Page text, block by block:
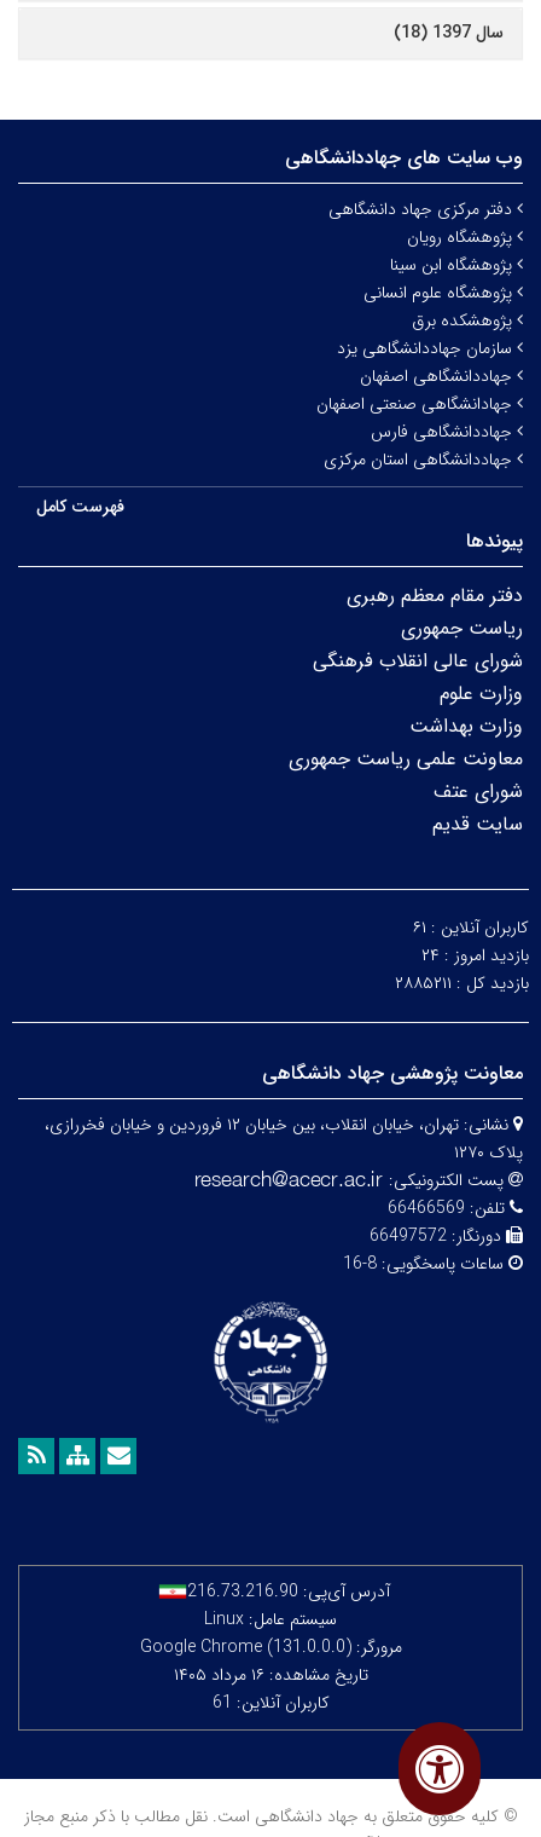
سال 1397 (18)
وب سایت های جهاددانشگاهی
دفتر مرکزی جهاد دانشگاهی
پژوهشگاه رویان
پژوهشگاه ابن سینا
پژوهشگاه علوم انسانی
پژوهشکده برق
سازمان جهاددانشگاهی یزد
جهاددانشگاهی اصفهان
جهادانشگاهی صنعتی اصفهان
جهاددانشگاهی فارس
جهاددانشگاهی استان مرکزی
فهرست کامل
پیوندها
دفتر مقام معظم رهبری
ریاست جمهوری
شورای عالی انقلاب فرهنگی
وزارت علوم
وزارت بهداشت
معاونت علمی ریاست جمهوری
شورای عتف
سایت قدیم
کاربران آنلاین : ۶۱
بازدید امروز : ۲۴
بازدید کل : ۲۸۸۵۲۱۱
معاونت پژوهشی جهاد دانشگاهی
نشانی:
تهران، خیابان انقلاب، بین خیابان ۱۲ فروردین و خیابان فخررازی،
پلاک ۱۲۷۰
پست الکترونیکی:
تلفن: 66466569
دورنگار: 66497572
ساعات پاسخگویی: 8-16
آدرس آی‌پی: 216.73.216.90
سیستم عامل: Linux
مرورگر: Google Chrome (131.0.0.0)
تاریخ مشاهده: ۱۶ مرداد ۱۴۰۵
کاربران آنلاین: 61
© کلیه حقوق متعلق به جهاد دانشگاهی است. نقل مطالب با ذکر منبع مجاز